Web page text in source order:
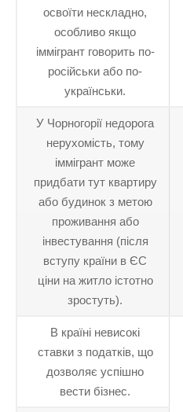
освоїти нескладно,
особливо якщо
іммігрант говорить по-
російськи або по-
українськи.
У Чорногорії недорога
нерухомість, тому
іммігрант може
придбати тут квартиру
або будинок з метою
проживання або
інвестування (після
вступу країни в ЄС
ціни на житло істотно
зростуть).
В країні невисокі
ставки з податків, що
дозволяє успішно
вести бізнес.